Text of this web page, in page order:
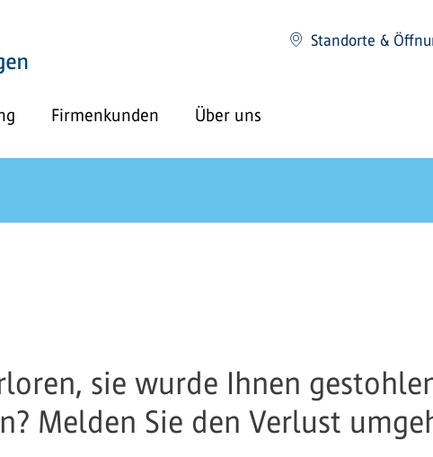
Standorte &
Firmenkunden Über uns
sie wurde Ihnen
Melden Sie den Verlust